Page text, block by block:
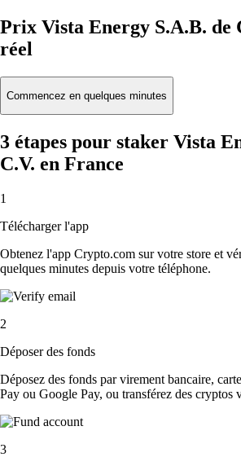
Prix Vista Energy S.A.B. de
réel
Commencez en quelques minutes
3 étapes pour staker Vista
C.V. en France
1
Télécharger l'app
Obtenez l'app Crypto.com sur votre store et
quelques minutes depuis votre téléphone.
2
Déposer des fonds
Déposez des fonds par virement bancaire,
Pay ou Google Pay, ou transférez des cryptos
3